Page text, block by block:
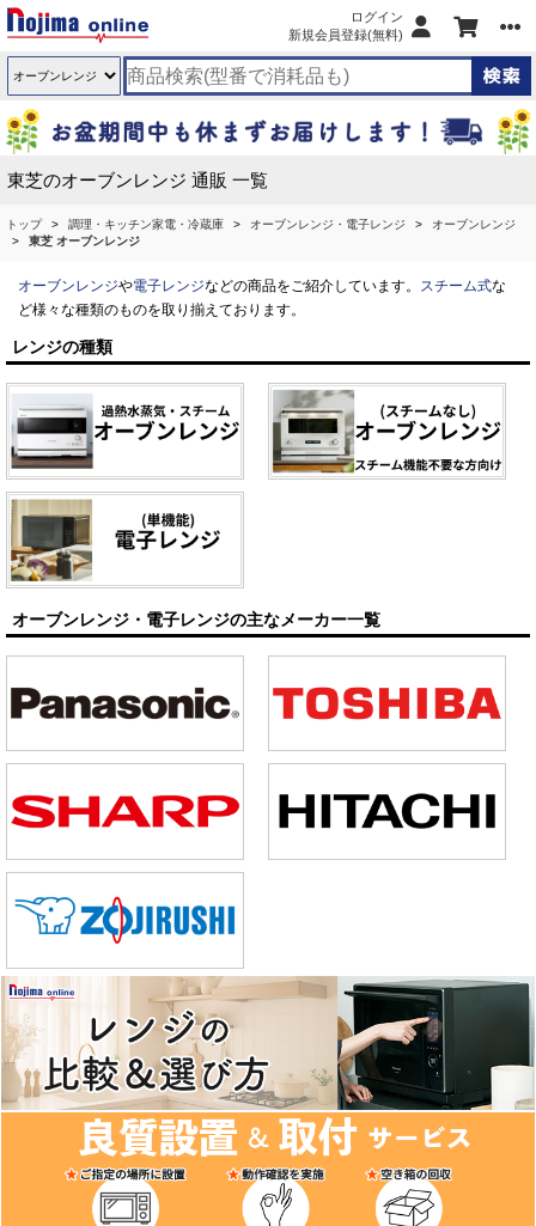
ログイン
新規会員登録(無料)
東芝のオーブンレンジ 通販 一覧
トップ 調理・キッチン家電・冷蔵庫 オーブンレンジ・電子レンジ
オーブンレンジ
東芝 オーブンレンジ
オーブンレンジや電子レンジなどの商品をご紹介しています。 スチーム式な
ど様々な種類のものを取り揃えております。
レンジの種類
オーブンレンジ・電子レンジの主なメーカー一覧